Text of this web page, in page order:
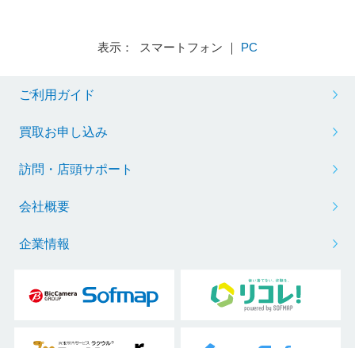
表示： スマートフォン ｜ PC
ご利用ガイド
買取お申し込み
訪問・店頭サポート
会社概要
企業情報